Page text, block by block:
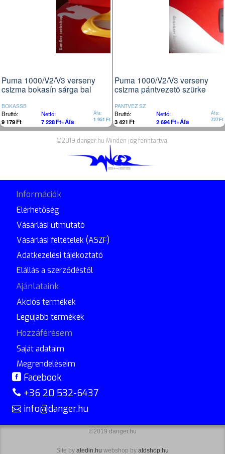
Puma 1000/V2/V3 verseny
csizma bokasín sárga bal
BOKASSB
Bruttó:
9 179Ft
Nettó:
7 228Ft+Áfa
Áfa:
1 951 Ft
Puma 1000/V2/V3 verseny
csizma pántvezetõ szürke
PANTVEZ SZ
Bruttó:
3 421Ft
Nettó:
2 694Ft+Áfa
Áfa:
727Ft
©2019 danger.hu Minden jog fenntartva!
Információk
Elérhetőség
Vásárlási útmutató
Vásárlási feltételek (ASZF)
Adatkezelési tájékoztató
Elállás a szerződéstől
Ajánlataink
Akciós termékek
Legújabb termékek
Hozzáférésem
Saját adataim
Megrendeléseim
Facebook
+36 20 532-6437
info@danger.hu
©2019 danger.hu
Site by atedin.hu webshop by atdshop.hu